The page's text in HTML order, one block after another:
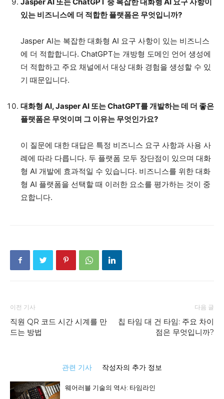
있는 비즈니스에 더 적합한 플랫폼은 무엇입니까?
Jasper AI는 복잡한 대화형 AI 요구 사항이 있는 비즈니스
에 더 적합합니다. ChatGPT는 개방형 도메인 언어 생성에
더 적합하고 주요 채널에서 대상 대화 경험을 생성할 수 있
기 때문입니다.
대화형 AI, Jasper AI 또는 ChatGPT를 개발하는 데 더 좋은
플랫폼은 무엇이며 그 이유는 무엇인가요?
이 질문에 대한 대답은 특정 비즈니스 요구 사항과 사용 사
례에 따라 다릅니다. 두 플랫폼 모두 장단점이 있으며 대화
형 AI 개발에 효과적일 수 있습니다. 비즈니스를 위한 대화
형 AI 플랫폼을 선택할 때 이러한 요소를 평가하는 것이 중
요합니다.
이전 기사
직원 QR 코드 시간 시계를 만
드는 방법
다음 글
칩 타임 대 건 타임: 주요 차이
점은 무엇입니까?
관련 기사 작성자의 추가 정보
웨어러블 기술의 역사: 타임라인